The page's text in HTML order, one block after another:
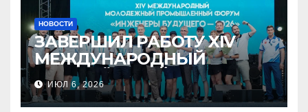
НОВОСТИ
ЗАВЕРШИЛ РАБОТУ XIV
МЕЖДУНАРОДНЫЙ
МОЛОДЁЖНЫЙ
ПРОМЫШЛЕННЫЙ ФОРУМ
ИЮЛ 6, 2026